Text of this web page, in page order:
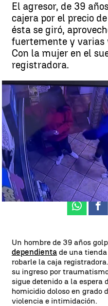
El agresor, de 39
cajera por el precio
ésta se giró,
fuertemente y varias
Con la mujer en el
registradora.
VÍDEO: Un hombre da una
Adolfo Izquierdo
Publicado:28 de
Un hombre de 39 años
dependienta de una
robarle la caja
su ingreso por
sigue detenido a la espera
homicidio doloso en grado
violencia e intimidación.